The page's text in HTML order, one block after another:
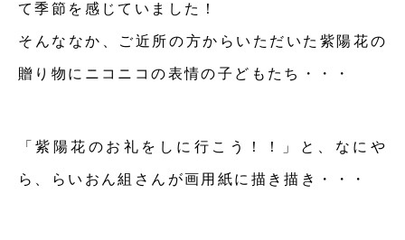
て季節を感じていました！
そんななか、ご近所の方からいただいた紫陽花の
贈り物にニコニコの表情の子どもたち・・・
「紫陽花のお礼をしに行こう！！」と、なにや
ら、らいおん組さんが画用紙に描き描き・・・